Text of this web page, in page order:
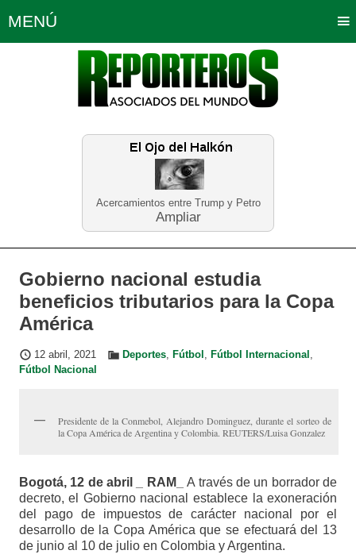
Acercamientos entre Trump y Petro
Ampliar
MENÚ
Política Opinión Bogotá
Planeta Tierra Deportes
Educación Neira
Gobierno nacional estudia
beneficios tributarios para la Copa
América
12 abril, 2021 Deportes, Fútbol , Fútbol Internacional ,
Fútbol Nacional
Presidente de la Conmebol, Alejandro Dominguez, durante el sorteo de
la Copa América de Argentina y Colombia. REUTERS/Luisa Gonzalez
Bogotá, 12 de abril _ RAM_A través de un borrador de
decreto, el Gobierno nacional establece la exoneración
del pago de impuestos de carácter nacional por el
desarrollo de la Copa América que se efectuará del 13
de junio al 10 de julio en Colombia y Argentina.